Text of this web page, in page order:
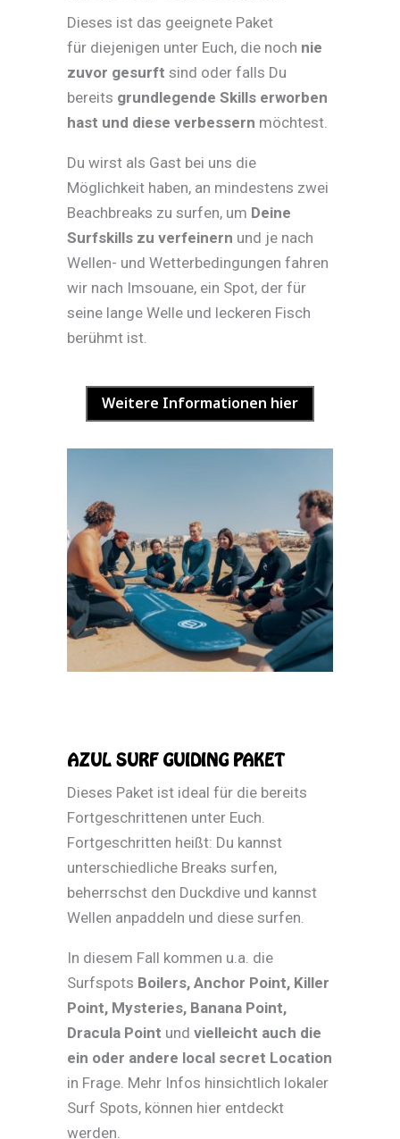
Dieses ist das geeignete Paket
für diejenigen unter Euch, die noch nie
zuvor gesurft sind oder falls Du
bereits grundlegende Skills erworben
hast und diese verbessern möchtest.
Du wirst als Gast bei uns die
Möglichkeit haben, an mindestens zwei
Beachbreaks zu surfen, um Deine
Surfskills zu verfeinern und je nach
Wellen- und Wetterbedingungen fahren
wir nach Imsouane, ein Spot, der für
seine lange Welle und leckeren Fisch
berühmt ist.
Weitere Informationen hier
AZUL SURF GUIDING PAKET
Dieses Paket ist ideal für die bereits
Fortgeschrittenen unter Euch.
Fortgeschritten heißt: Du kannst
unterschiedliche Breaks surfen,
beherrschst den Duckdive und kannst
Wellen anpaddeln und diese surfen.
In diesem Fall kommen u.a. die
Surfspots Boilers, Anchor Point, Killer
Point, Mysteries, Banana Point,
Dracula Point und vielleicht auch die
ein oder andere local secret Location
in Frage. Mehr Infos hinsichtlich lokaler
Surf Spots, können hier entdeckt
werden.